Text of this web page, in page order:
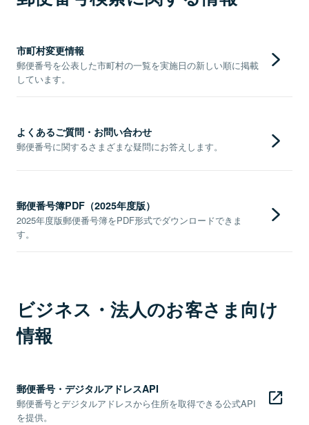
市町村変更情報
郵便番号を公表した市町村の一覧を実施日の新しい順に掲載
しています。
よくあるご質問・お問い合わせ
郵便番号に関するさまざまな疑問にお答えします。
郵便番号簿PDF（2025年度版）
2025年度版郵便番号簿をPDF形式でダウンロードできま
す。
ビジネス・法人のお客さま向け
情報
郵便番号・デジタルアドレスAPI
郵便番号とデジタルアドレスから住所を取得できる公式API
を提供。